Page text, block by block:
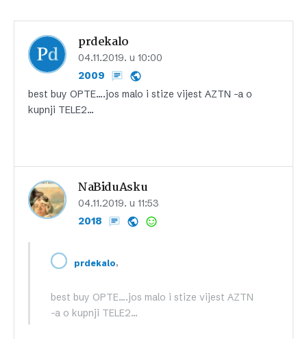
prdekalo
04.11.2019. u 10:00
2009
best buy OPTE….jos malo i stize vijest AZTN -a o
kupnji TELE2…
NaBiduAsku
04.11.2019. u 11:53
2018
prdekalo,
best buy OPTE….jos malo i stize vijest AZTN
-a o kupnji TELE2…